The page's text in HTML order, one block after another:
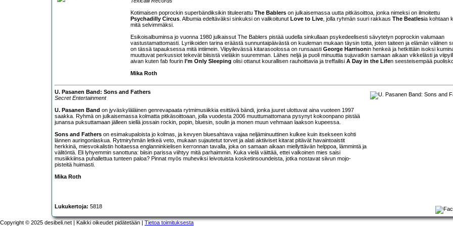
Kotimaisen poprockin superbändiksikin tituleerattu The Bablers on julkaisemassa uutta pitkäsoittoa, jonka nimeksi on ilmoitettu
Psychadilly Circus . Albumia edeltäväksi sinkuksi on valikoitunut Love to Live , jolla ryhmän suuri rakkaus The Beatlesia kohtaan
mitä selvimmäksi.
Esikoisalbuminsa jo vuonna 1980 julkaissut The Bablers pistää uudella sinkullaan psykedeelisesti sävytetyn poprockin valumaan
vastustamattomasti. Lyriikoiden tarina eräästä sunnuntaipäivästä on kuuleman mukaan täysin totta, joten taiteen ja elämän välinen
on tässä tapauksessa mitä intiimein. Viipyilevässä kitarasoolossa on runsaasti George Harrisonin henkeä ja hetkittäin isoksi
muuttuvat perkussiot tekevät biisistä vieläkin suuremman. Lähes neljä ja puoli minuuttia sujuvatkin samaan aikaan vikkelästi ja
aivan kuten fab fourin I’m Only Sleeping olisi ottanut kourallisen rauhoittavia ja treffailisi A Day in the Lifen seesteisempää
Mika Roth
U. Pasanen Band: Sons and Fathers
Secret Entertainment
U. Pasanen Band on jyväskyläläinen genrevapaata rytmimusiikkia esittävä bändi, jonka juuret ulottuvat aina vuoteen 1997
saakka. Ryhmä on julkaisemassa kolmatta pitkäsoittoaan, jolla vuodesta 2006 muuttumattomana pysynyt kokoonpano pistää
junansa puksuttamaan jälleen siellä jossain rockin, popin, bluesin, soulin ja monen muun vehmaan laakson kupeessa.
Sons and Fathers on esimakupaloista jo kolmas, ja kevyen bluesahtava vajaa neljäminuuttinen kulkee kuin itsekseen kohti
lännen auringonlaskua. Rytmiryhmän letkeä veto, mukaan sujautetut torvet ja alati aktiiviset kitarat pitävät havaintoaistit
herkkinä, miesvokalistin hoitaessa englanninkielisen kerronnan tavalla, joka on samaan aikaan miellyttävän helppoa, lämmintä ja
välitöntä. Eli lyhyemmin sanottuna: biisin parissa viihtyy mitä parhaimmin. Kuka vielä väittää, ettei valkoinen mies saisi
musiikkiinsa puhallettua tunteen paloa? Pinnat myös muheviksi leivotuista kosketinsoundeista, jotka nostavat siivun mojo-
pisteitä huimasti.
Mika Roth
Lukukertoja: 5818
Copyright © 2025 desibeli.net | Kaikki oikeudet pidätetään | Tietoa toimituksesta